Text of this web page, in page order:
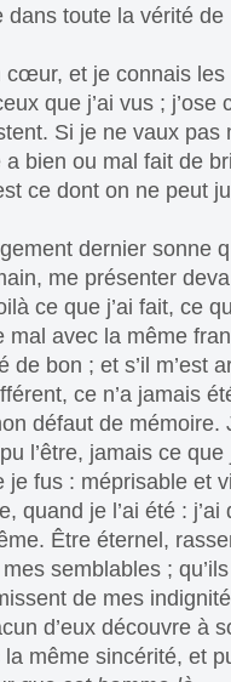
dans toute la vérité
cœur, et je connais
que j’ai vus ; j’ose
Si je ne vaux pas
bien ou mal fait de
ce dont on ne peut
dernier sonne
me présenter
ce que j’ai fait, ce
mal avec la même
bon ; et s’il m’est
ce n’a jamais
défaut de mémoire.
l’être, jamais ce
fus : méprisable et
quand je l’ai été :
Être éternel,
mes semblables ;
de mes
d’eux découvre à
même sincérité, et